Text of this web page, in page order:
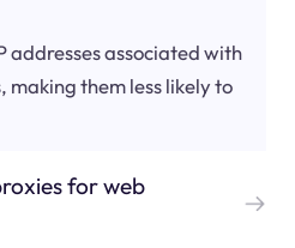
addresses associated with
them less likely to
for web